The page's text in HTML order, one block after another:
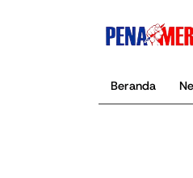
Beranda